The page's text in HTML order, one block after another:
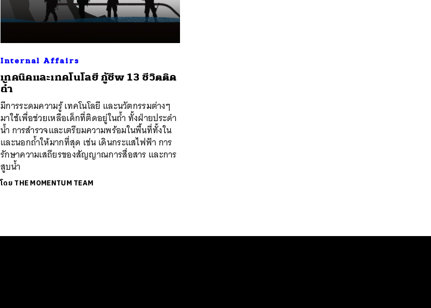
Internal Affairs
เทคนิคและเทคโนโลยี กู้ชีพ 13 ชีวิตติด
ถ้ำ
มีการระดมความรู้ เทคโนโลยี และนวัตกรรมต่างๆ
มาใช้เพื่อช่วยเหลือเด็กที่ติดอยู่ในถ้ำ ทั้งฝ่ายประดำ
น้ำ การสำรวจและเตรียมความพร้อมในพื้นที่ทั้งใน
และนอกถ้ำให้มากที่สุด เช่น เดินกระแสไฟฟ้า การ
รักษาความเสถียรของสัญญาณการสื่อสาร และการ
สูบน้ำ
โดย THE MOMENTUM TEAM